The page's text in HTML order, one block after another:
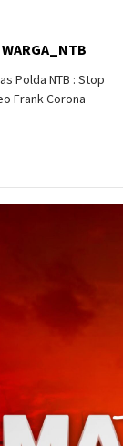
WARGA_NTB